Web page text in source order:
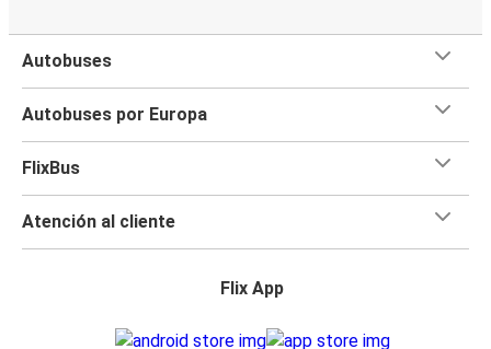
Autobuses
Autobuses por Europa
FlixBus
Atención al cliente
Flix App